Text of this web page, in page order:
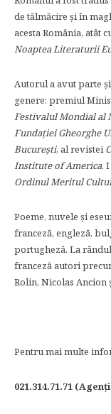
de tălmăcire şi în
acesta România, atât
Noaptea Literaturii
Autorul a avut parte
genere: premiul
Festivalul Mondial al
Fundaţiei Gheorghe
Bucureşti, al revistei
Institute of America.
Ordinul Meritul
Poeme, nuvele şi
franceză, engleză,
portugheză. La
franceză autori
Rolin, Nicolas Ancion
Pentru mai multe
021.314.71.71